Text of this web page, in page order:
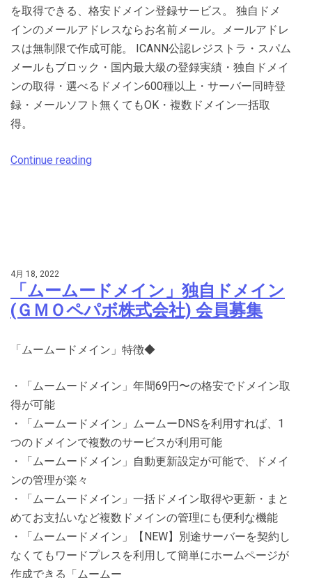
を取得できる、格安ドメイン登録サービス。 独自ドメ
インのメールアドレスならお名前メール。メールアドレ
スは無制限で作成可能。 ICANN公認レジストラ・スパム
メールもブロック・国内最大級の登録実績・独自ドメイ
ンの取得・選べるドメイン600種以上・サーバー同時登
録・メールソフト無くてもOK・複数ドメイン一括取
得。
Continue reading
4月 18, 2022
「ムームードメイン」独自ドメイン
(ＧＭＯペパボ株式会社) 会員募集
「ムームードメイン」特徴◆
・「ムームードメイン」年間69円〜の格安でドメイン取
得が可能
・「ムームードメイン」ムームーDNSを利用すれば、1
つのドメインで複数のサービスが利用可能
・「ムームードメイン」自動更新設定が可能で、ドメイ
ンの管理が楽々
・「ムームードメイン」一括ドメイン取得や更新・まと
めてお支払いなど複数ドメインの管理にも便利な機能
・「ムームードメイン」【NEW】別途サーバーを契約し
なくてもワードプレスを利用して簡単にホームページが
作成できる「ムームー